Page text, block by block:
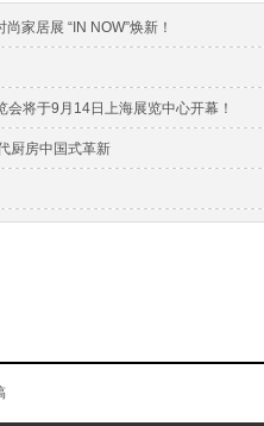
家居展 “IN NOW”焕新！
将于9月14日上海展览中心开幕！
厨房中国式革新